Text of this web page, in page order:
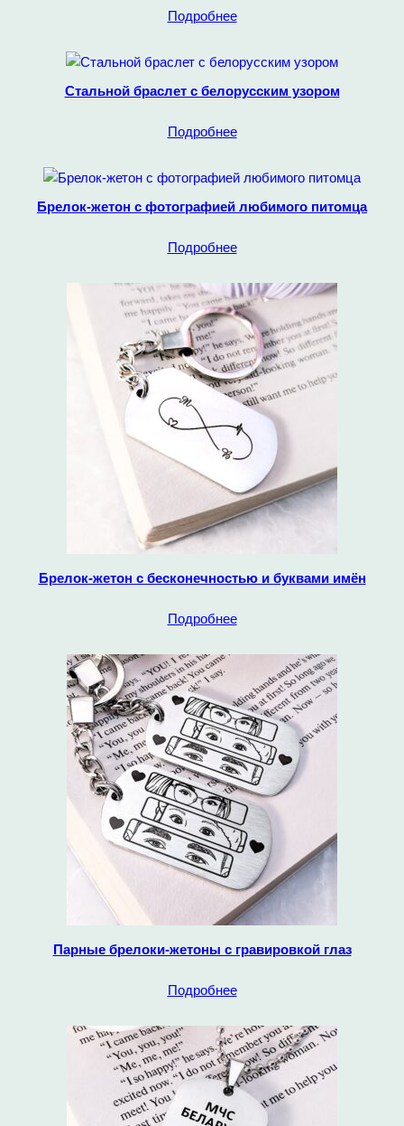
Подробнее
Стальной браслет с белорусским узором
Подробнее
Брелок-жетон с фотографией любимого питомца
Подробнее
Брелок-жетон с бесконечностью и буквами имён
Подробнее
Парные брелоки-жетоны с гравировкой глаз
Подробнее